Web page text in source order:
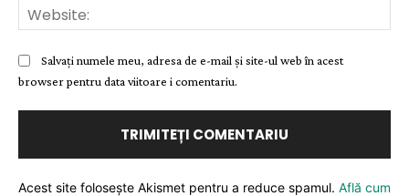
Salvați numele meu, adresa de e-mail și site-ul web în acest
browser pentru data viitoare i comentariu.
Acest site folosește Akismet pentru a reduce spamul. Află cum